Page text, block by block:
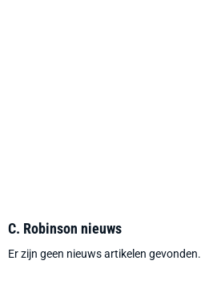
C. Robinson nieuws
Er zijn geen nieuws artikelen gevonden.